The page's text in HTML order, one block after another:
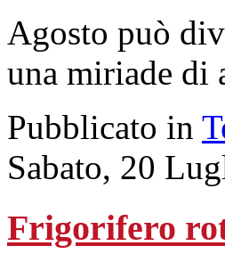
Agosto può
una miriade di
Pubblicato in
Sabato, 20
Frigorifero